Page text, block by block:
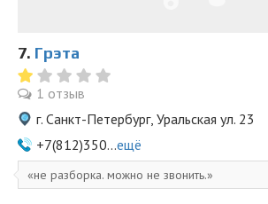
7. Грэта
1 отзыв
г. Санкт-Петербург, Уральская ул. 23
+7(812)350...ещё
не разборка. можно не звонить.